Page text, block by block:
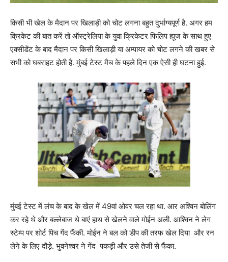
किसी भी खेल के मैदान पर खिलाड़ी को चोट लगना बहुत दुर्भाग्यपूर्ण है. अगर हम
क्रिकेट की बात करें तो ऑस्ट्रेलिया के युवा क्रिकेटर फिलिप ह्यूज के साथ हुए
एक्सीडेंट के बाद मैदान पर किसी खिलाड़ी या अम्पायर को चोट लगने की खबर से
सभी को घबराहट होती है. मुंबई टेस्ट मैच के पहले दिन एक ऐसी ही घटना हुई.
मुंबई टेस्ट में लंच के बाद के खेल में 49वां ओवर चल रहा था. आर अश्विन बोलिंग
कर रहे थे और बल्लेबाज थे बाएं हाथ से खेलने वाले मोईन अली. आश्विन ने लेग
स्टेम्प पर शोर्ट पिच गेंद फैंकी. मोईन ने बल को डीप की तरफ खेल दिया और रन
लेने के लिए दौड़े. भुवनेश्वर ने गेंद पकड़ी और उसे तेजी से फैंका.